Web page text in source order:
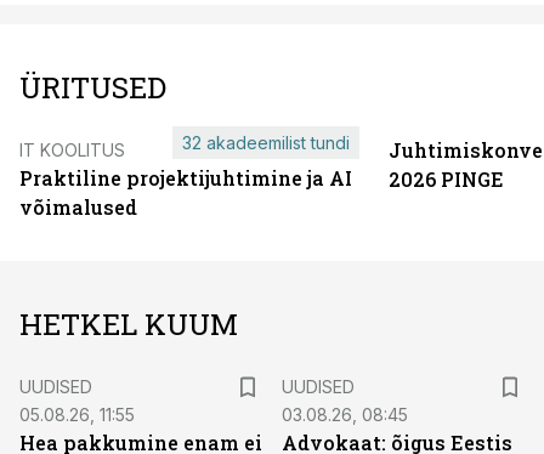
ÜRITUSED
IT KOOLITUS
Praktiline projektijuhtimine ja AI
võimalused
32 akadeemilist tundi
2026 PINGE
HETKEL KUUM
UUDISED
05.08.26, 11:55
Hea pakkumine enam ei
UUDISED
03.08.26, 08:45
Advokaat: õigus Eestis